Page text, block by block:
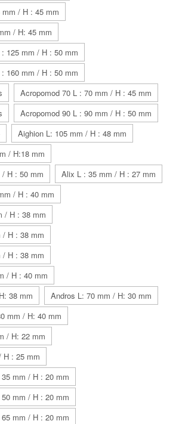
mm / H : 45 mm
/ H: 45 mm
125 mm / H : 50 mm
160 mm / H : 50 mm
Acropomod 70 L : 70 mm / H : 45 mm
Acropomod 90 L : 90 mm / H : 50 mm
Aighion L: 105 mm / H : 48 mm
/ H:18 mm
H : 50 mm
Alix L : 35 mm / H : 27 mm
/ H : 40 mm
/ H : 38 mm
/ H : 38 mm
/ H : 38 mm
/ H : 40 mm
38 mm
Andros L: 70 mm / H: 30 mm
mm / H: 40 mm
/ H: 22 mm
H : 25 mm
mm / H : 20 mm
mm / H : 20 mm
mm / H : 20 mm